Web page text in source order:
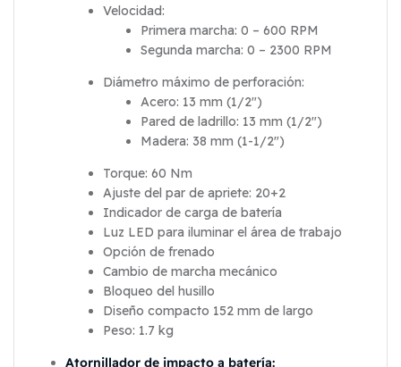
Velocidad:
Primera marcha: 0 – 600 RPM
Segunda marcha: 0 – 2300 RPM
Diámetro máximo de perforación:
Acero: 13 mm (1/2″)
Pared de ladrillo: 13 mm (1/2″)
Madera: 38 mm (1-1/2″)
Torque: 60 Nm
Ajuste del par de apriete: 20+2
Indicador de carga de batería
Luz LED para iluminar el área de trabajo
Opción de frenado
Cambio de marcha mecánico
Bloqueo del husillo
Diseño compacto 152 mm de largo
Peso: 1.7 kg